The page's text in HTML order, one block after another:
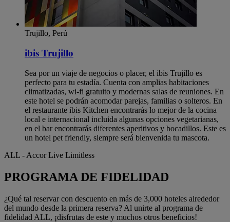
Trujillo, Perú
ibis Trujillo
Sea por un viaje de negocios o placer, el ibis Trujillo es
perfecto para tu estadía. Cuenta con amplias habitaciones
climatizadas, wi-fi gratuito y modernas salas de reuniones. En
este hotel se podrán acomodar parejas, familias o solteros. En
el restaurante ibis Kitchen encontrarás lo mejor de la cocina
local e internacional incluida algunas opciones vegetarianas,
en el bar encontrarás diferentes aperitivos y bocadillos. Este es
un hotel pet friendly, siempre será bienvenida tu mascota.
ALL - Accor Live Limitless
PROGRAMA DE FIDELIDAD
¿Qué tal reservar con descuento en más de 3,000 hoteles alrededor
del mundo desde la primera reserva? Al unirte al programa de
fidelidad ALL, ¡disfrutas de este y muchos otros beneficios!